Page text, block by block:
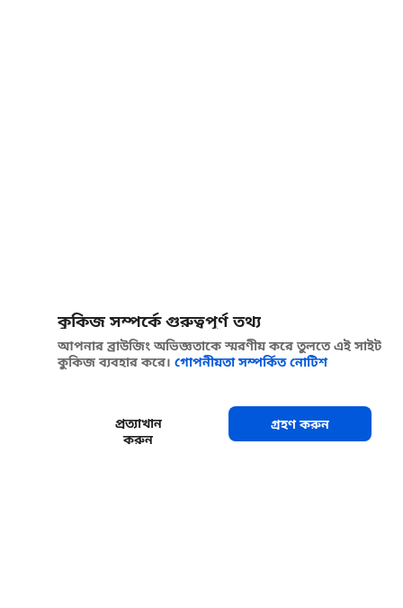
কুকিজ সম্পর্কে গুরুত্বপূর্ণ তথ্য
আপনার ব্রাউজিং অভিজ্ঞতাকে স্মরণীয় করে তুলতে এই সাইট
কুকিজ ব্যবহার করে। গোপনীয়তা সম্পর্কিত নোটিশ
প্রত্যাখান
করুন
গ্রহণ করুন